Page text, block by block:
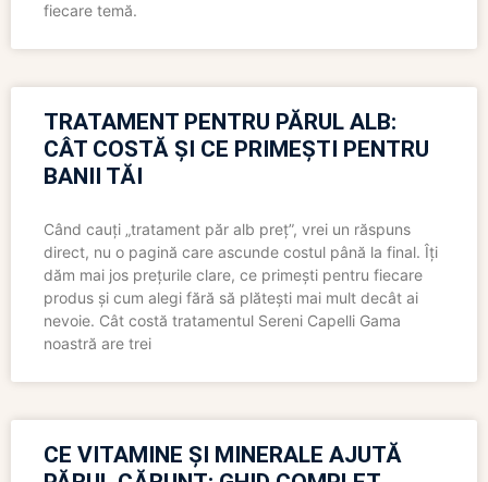
fiecare temă.
TRATAMENT PENTRU PĂRUL ALB:
CÂT COSTĂ ȘI CE PRIMEȘTI PENTRU
BANII TĂI
Când cauți „tratament păr alb preț”, vrei un răspuns
direct, nu o pagină care ascunde costul până la final. Îți
dăm mai jos prețurile clare, ce primești pentru fiecare
produs și cum alegi fără să plătești mai mult decât ai
nevoie. Cât costă tratamentul Sereni Capelli Gama
noastră are trei
CE VITAMINE ȘI MINERALE AJUTĂ